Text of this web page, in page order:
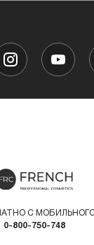
С
0-800-750-748